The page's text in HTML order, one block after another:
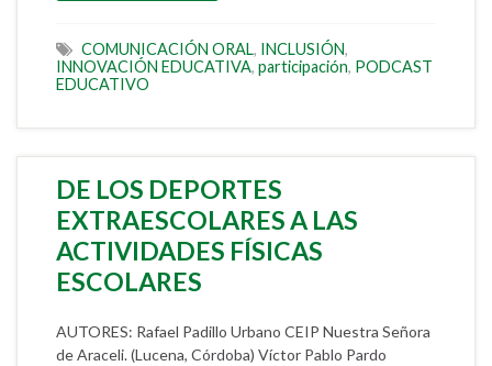
COMUNICACIÓN ORAL, INCLUSIÓN,
INNOVACIÓN EDUCATIVA, participación, PODCAST
EDUCATIVO
DE LOS DEPORTES
EXTRAESCOLARES A LAS
ACTIVIDADES FÍSICAS
ESCOLARES
AUTORES: Rafael Padillo Urbano CEIP Nuestra Señora
de Araceli. (Lucena, Córdoba) Víctor Pablo Pardo